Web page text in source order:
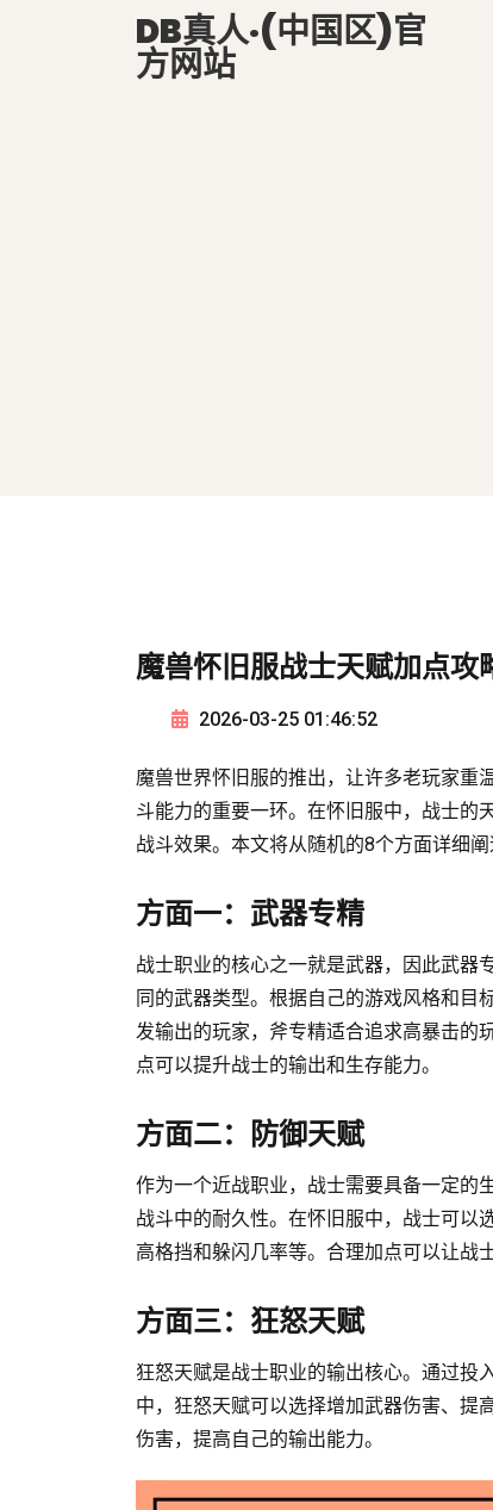
DB真人·(中国区)官
方网站
魔兽怀旧服战士天赋加点攻
2026-03-25 01:46:52
魔兽世界怀旧服的推出，让许多老玩家重
斗能力的重要一环。在怀旧服中，战士的
战斗效果。本文将从随机的8个方面详细
方面一：武器专精
战士职业的核心之一就是武器，因此武器
同的武器类型。根据自己的游戏风格和目
发输出的玩家，斧专精适合追求高暴击的
点可以提升战士的输出和生存能力。
方面二：防御天赋
作为一个近战职业，战士需要具备一定的
战斗中的耐久性。在怀旧服中，战士可以
高格挡和躲闪几率等。合理加点可以让战
方面三：狂怒天赋
狂怒天赋是战士职业的输出核心。通过投
中，狂怒天赋可以选择增加武器伤害、提
伤害，提高自己的输出能力。